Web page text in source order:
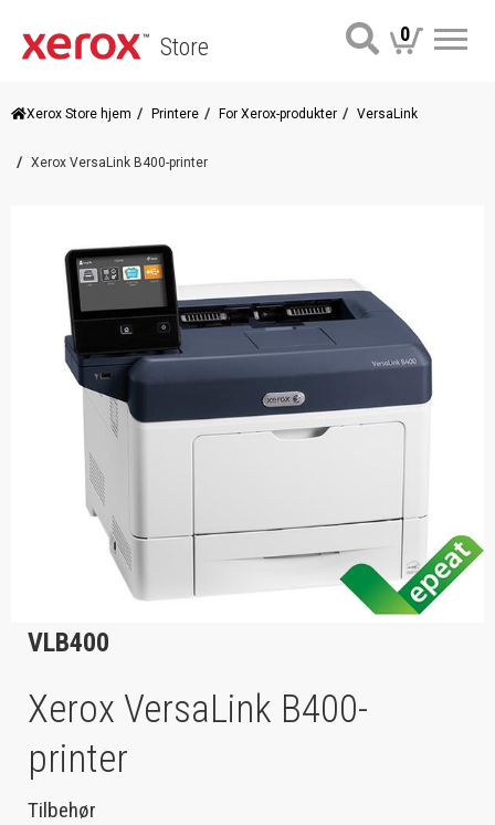
Store 0
Xerox Store hjem Printere For Xerox-produkter VersaLink
Xerox VersaLink B400-printer
VLB400
Xerox VersaLink B400-
printer
Tilbehør